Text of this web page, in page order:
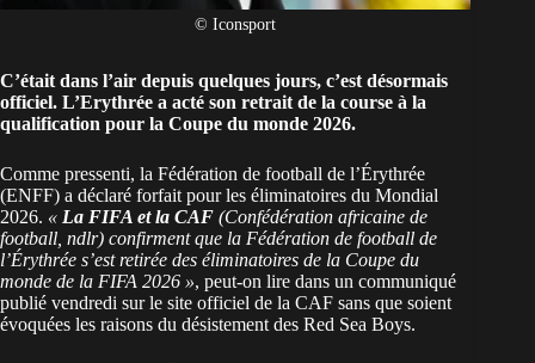
© Iconsport
C’était dans l’air depuis quelques jours, c’est désormais
officiel. L’Erythrée a acté son retrait de la course à la
qualification pour la Coupe du monde 2026.
Comme pressenti, la Fédération de football de l’Érythrée
(ENFF) a déclaré forfait pour les éliminatoires du Mondial
2026. « La FIFA et la CAF (Confédération africaine de
football, ndlr) confirment que la Fédération de football de
l’Érythrée s’est retirée des éliminatoires de la Coupe du
monde de la FIFA 2026 », peut-on lire dans un communiqué
publié vendredi sur le site officiel de la CAF sans que soient
évoquées les raisons du désistement des Red Sea Boys.